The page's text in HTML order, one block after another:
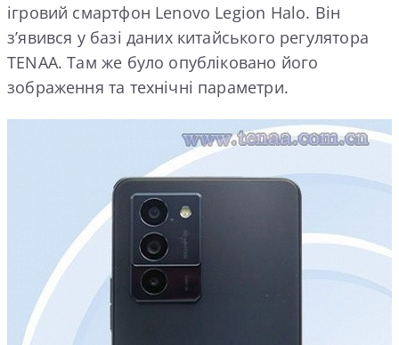
ігровий смартфон Lenovo Legion Halo. Він
з’явився у базі даних китайського регулятора
TENAA. Там же було опубліковано його
зображення та технічні параметри.